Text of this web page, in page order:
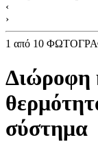
‹
›
1 από 10
Διώροφη
σύστημα